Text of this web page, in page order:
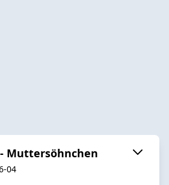
Muttersöhnchen
04